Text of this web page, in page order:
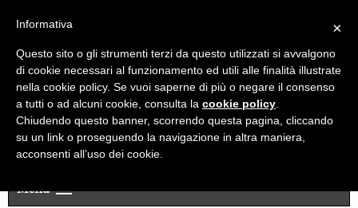
Newsletter
Menu
×
Informativa
Questo sito o gli strumenti terzi da questo utilizzati si avvalgono
di cookie necessari al funzionamento ed utili alle finalità illustrate
nella cookie policy. Se vuoi saperne di più o negare il consenso
a tutti o ad alcuni cookie, consulta la cookie policy
Chiudendo questo banner, scorrendo questa pagina, cliccando
su un link o proseguendo la navigazione in altra maniera,
acconsenti all’uso dei cookie.